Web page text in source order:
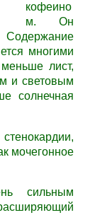
кофеино
м. Он
многими
лист,
и световым
солнечная
мочегонное
сильным